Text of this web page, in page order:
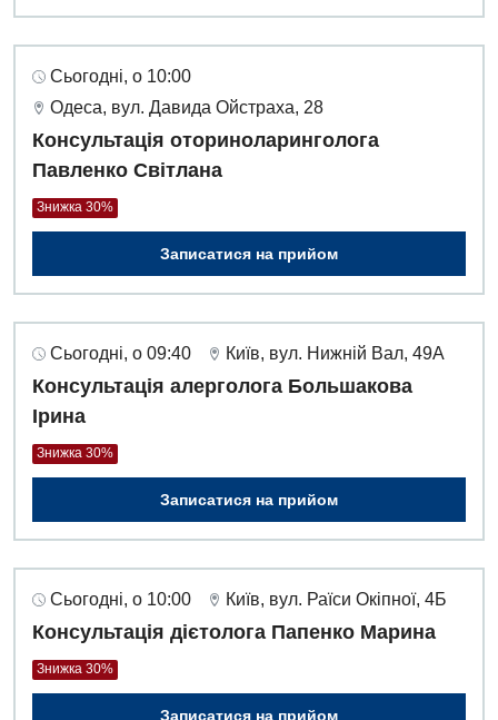
Сьогодні, о 10:00
Одеса, вул. Давида Ойстраха, 28
Консультація оториноларинголога
Павленко Світлана
Знижка 30%
Записатися на прийом
Сьогодні, о 09:40 Київ, вул. Нижній Вал, 49А
Консультація алерголога Большакова
Ірина
Знижка 30%
Записатися на прийом
Сьогодні, о 10:00 Київ, вул. Раїси Окіпної, 4Б
Консультація дієтолога Папенко Марина
Знижка 30%
Записатися на прийом